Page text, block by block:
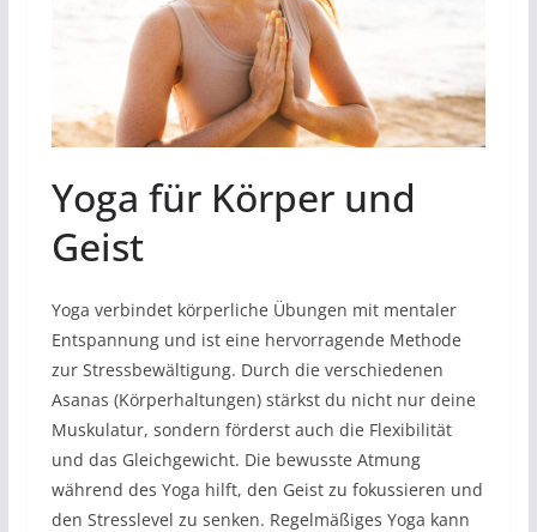
Yoga für Körper und
Geist
Yoga verbindet körperliche Übungen mit mentaler
Entspannung und ist eine hervorragende Methode
zur Stressbewältigung. Durch die verschiedenen
Asanas (Körperhaltungen) stärkst du nicht nur deine
Muskulatur, sondern förderst auch die Flexibilität
und das Gleichgewicht. Die bewusste Atmung
während des Yoga hilft, den Geist zu fokussieren und
den Stresslevel zu senken. Regelmäßiges Yoga kann